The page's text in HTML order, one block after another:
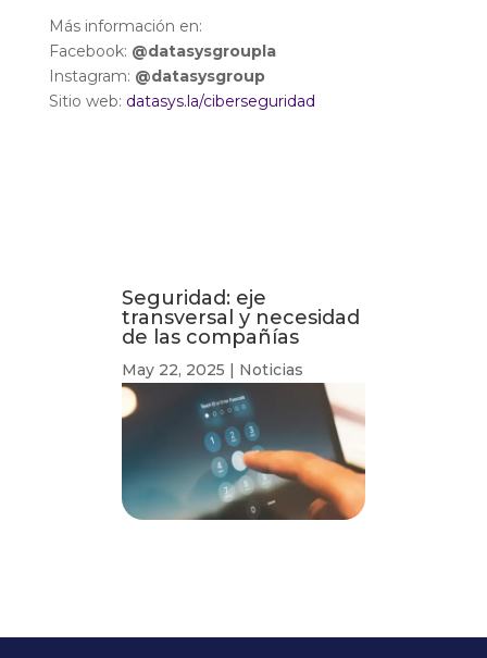
Más información en:
Facebook: @datasysgroupla
Instagram: @datasysgroup
Sitio web: datasys.la/ciberseguridad
Seguridad: eje
transversal y necesidad
de las compañías
May 22, 2025 | Noticias